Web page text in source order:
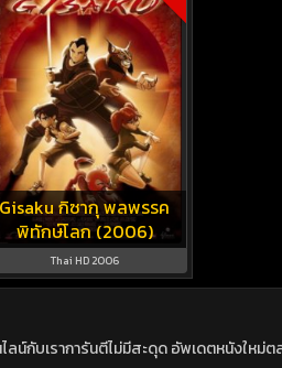
Gisaku กิซากุ พลพรรค
พิทักษ์โลก (2006)
Thai HD 2006
กับเราการันตีไม่มีสะดุด อัพเดตหนังใหม่ต